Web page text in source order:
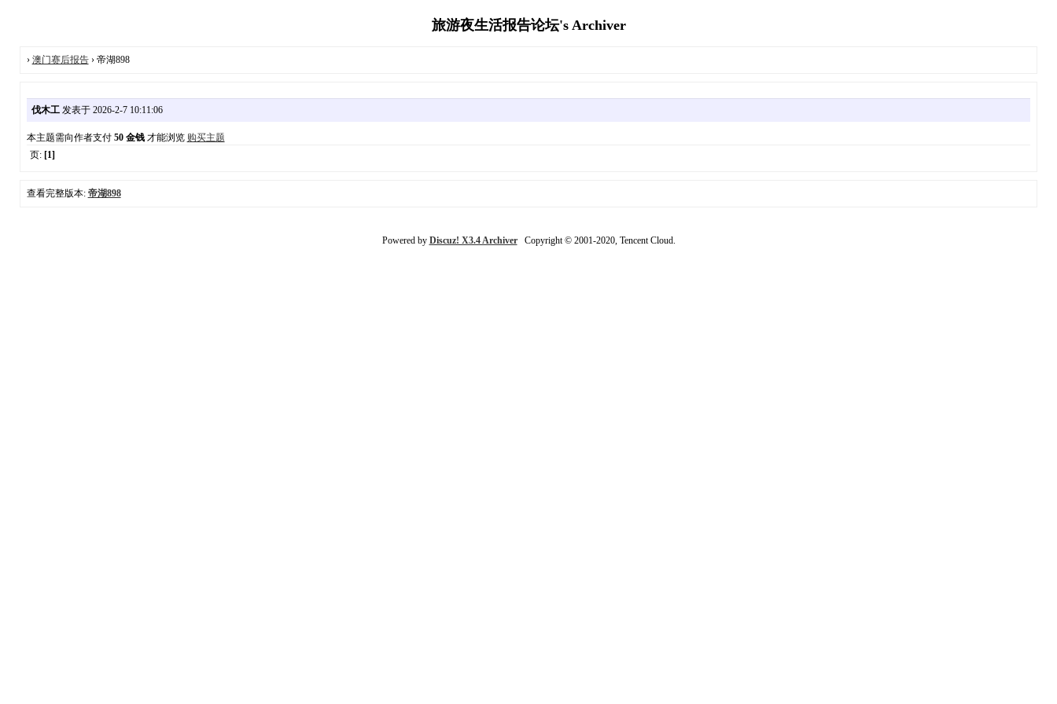
旅游夜生活报告论坛's Archiver
› 澳门赛后报告› 帝湖898
伐木工发表于 2026-2-7 10:11:06
本主题需向作者支付 50 金钱才能浏览 购买主题
页: [1]
查看完整版本: 帝湖898
Powered by Discuz! X3.4 ArchiverCopyright © 2001-2020, Tencent Cloud.